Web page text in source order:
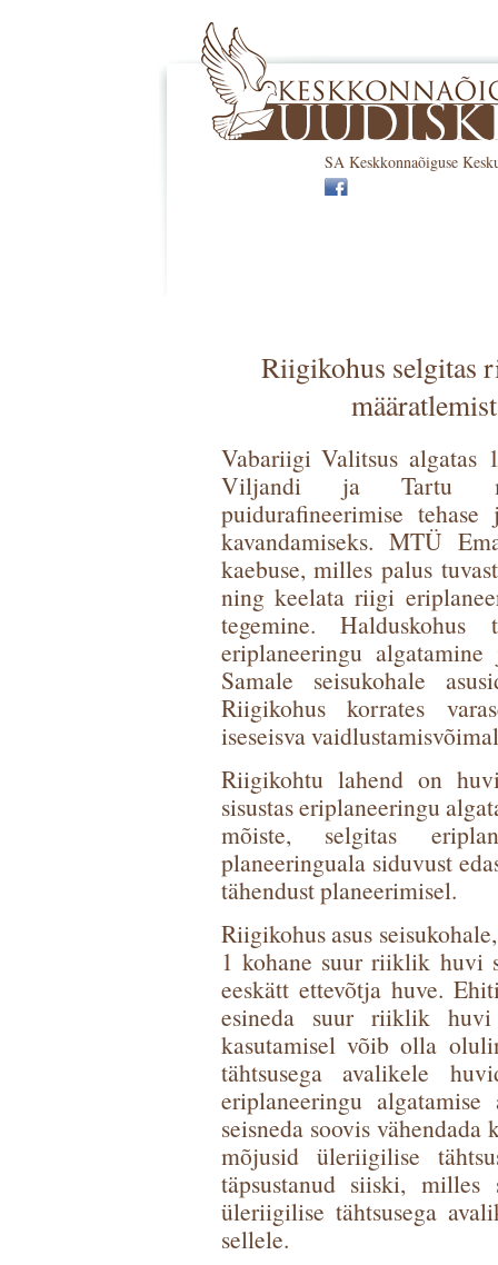
SA Keskkonnaõiguse
Riigikohus selgitas
Vabariigi Valitsus algatas
Viljandi ja Tartu
puidurafineerimise
kavandamiseks. MTÜ
kaebuse, milles palus
ning keelata riigi
tegemine.
eriplaneeringu
Samale seisukohale
Riigikohus korrates
iseseisva
Riigikohtu lahend on
sisustas eriplaneeringu
mõiste, selgitas
planeeringuala siduvust
tähendust planeerimisel.
Riigikohus asus
1 kohane suur riiklik huvi
eeskätt ettevõtja huve.
esineda suur riiklik
kasutamisel võib olla
tähtsusega avalikele
eriplaneeringu
seisneda soovis
mõjusid üleriigilise
täpsustanud siiski, milles
üleriigilise tähtsusega
sellele.